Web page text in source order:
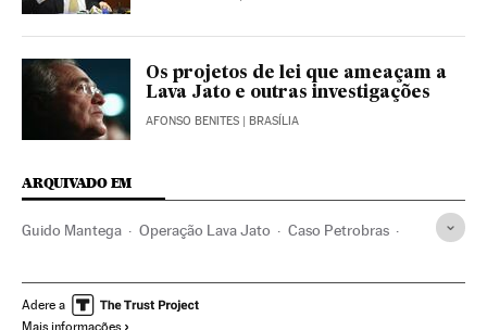
Os projetos de lei que ameaçam a
Lava Jato e outras investigações
AFONSO BENITES | BRASÍLIA
ARQUIVADO EM
Guido Mantega Operação Lava Jato Caso Petrobras
Lavagem dinheiro Petrobras
Adere a